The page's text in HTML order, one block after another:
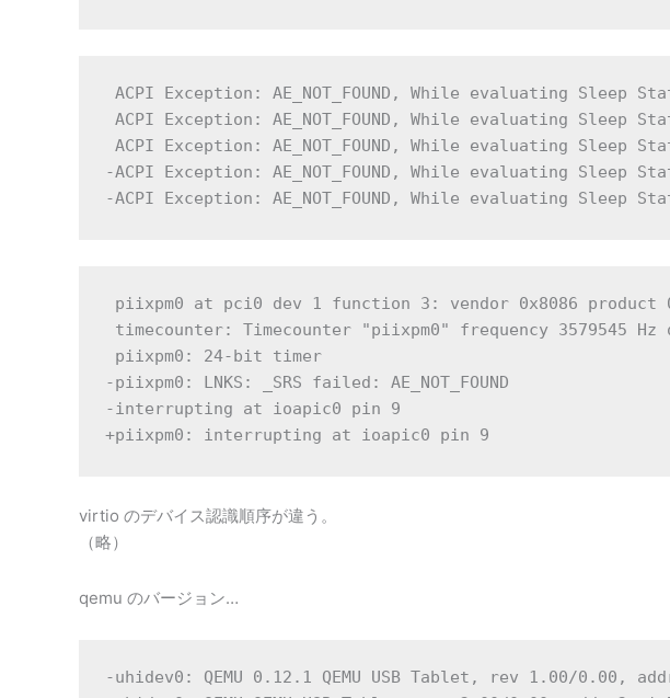
ACPI Exception: AE_NOT_FOUND, While evaluating Sleep
ACPI Exception: AE_NOT_FOUND, While evaluating Sleep
ACPI Exception: AE_NOT_FOUND, While evaluating Sleep
-ACPI Exception: AE_NOT_FOUND, While evaluating Sleep
-ACPI Exception: AE_NOT_FOUND, While evaluating Sleep
piixpm0 at pci0 dev 1 function 3: vendor 0x8086 product
timecounter: Timecounter "piixpm0" frequency 3579545
piixpm0: 24-bit timer
-piixpm0: LNKS: _SRS failed: AE_NOT_FOUND
-interrupting at ioapic0 pin 9
+piixpm0: interrupting at ioapic0 pin 9
virtio のデバイス認識順序が違う。
（略）
qemu のバージョン…
-uhidev0: QEMU 0.12.1 QEMU USB Tablet, rev 1.00/0.00,